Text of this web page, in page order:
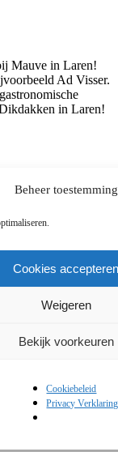
Beheer toestemming
Cookies
Weigeren
Bekijk voorkeuren
Cookiebeleid
Privacy Verklaring
Mauve in Laren!
Ad Visser.
in Laren!